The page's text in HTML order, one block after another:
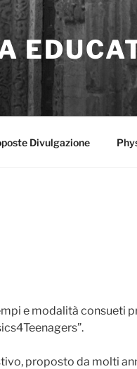
Divulgazione
e modalità consueti
proposto da molti